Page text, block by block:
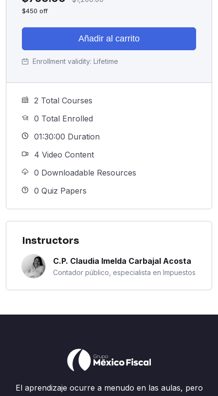
$450 off
Añadir al carrito
Enrollment validity: Lifetime
2 Total Courses
0 Total Enrolled
01:30:00 Duration
4 Video Content
0 Downloadable Resources
0 Quiz Papers
Instructors
C.P. Claudia Imelda Carbajal Acosta
Contador público, especialista en Impuestos
El aprendizaje ocurre a menudo en las aulas, pero